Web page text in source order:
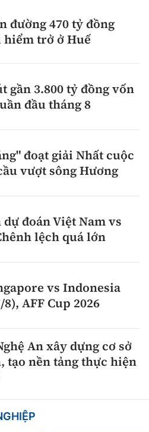
đường 470 tỷ đồng
trở ở Huế
gần 3.800 tỷ đồng vốn
đầu tháng 8
đoạt giải Nhất cuộc
vượt sông Hương
đoán Việt Nam vs
lệch quá lớn
vs Indonesia
AFF Cup 2026
An xây dựng cơ sở
tạo nền tảng thực hiện